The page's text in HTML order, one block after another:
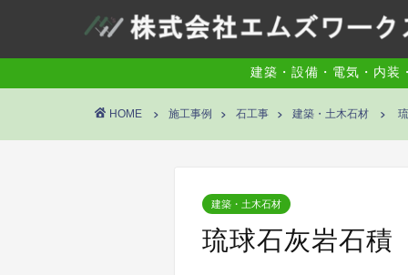
建築・設備・電気・内装
HOME 施工事例 石工事 建築・土木石材
建築・土木石材
琉球石灰岩石積